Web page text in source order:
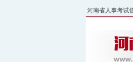
河南省人事考试